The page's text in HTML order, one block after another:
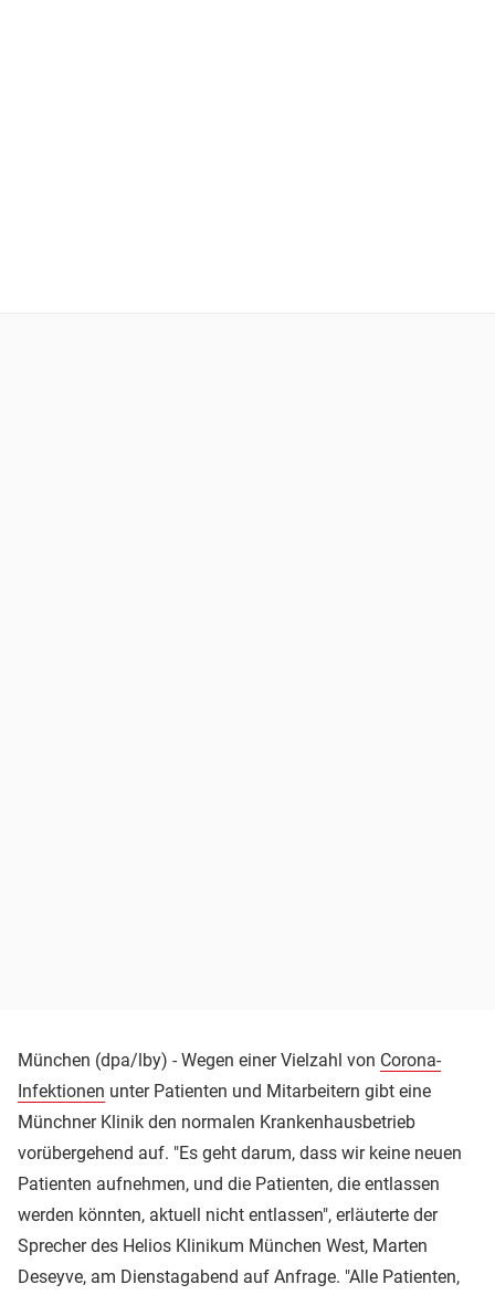
München (dpa/lby) - Wegen einer Vielzahl von Corona-
Infektionen unter Patienten und Mitarbeitern gibt eine
Münchner Klinik den normalen Krankenhausbetrieb
vorübergehend auf. "Es geht darum, dass wir keine neuen
Patienten aufnehmen, und die Patienten, die entlassen
werden könnten, aktuell nicht entlassen", erläuterte der
Sprecher des Helios Klinikum München West, Marten
Deseyve, am Dienstagabend auf Anfrage. "Alle Patienten,